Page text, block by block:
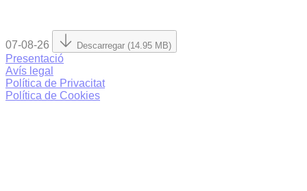
07-08-26 Descarregar (14.95 MB)
Presentació
Avís legal
Política de Privacitat
Política de Cookies